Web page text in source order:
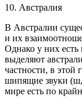
10. Австралия
В Австралии
и их
Однако у них есть
выделяют
частности, в этой
шипящие звуки
мире есть по